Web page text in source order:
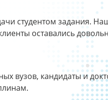
студентом задания.
оставались
вузов, кандидаты и